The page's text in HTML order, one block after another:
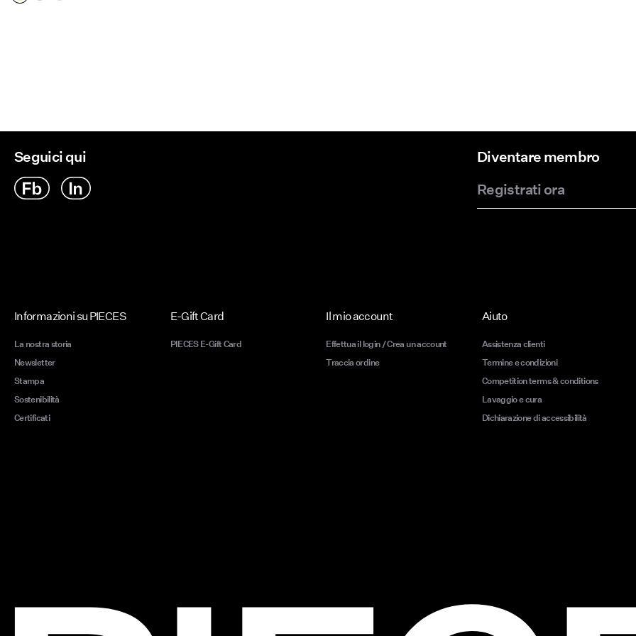
Seguici qui
Diventare membro
Registrati ora
Informazioni su PIECES
La nostra storia
Newsletter
Stampa
Sostenibilità
Certificati
E-Gift Card
PIECES E-Gift Card
Il mio account
Effettua il login / Crea un account
Traccia ordine
Aiuto
Assistenza clienti
Termine e condizioni
Competition terms & conditions
Lavaggio e cura
Dichiarazione di accessibilità